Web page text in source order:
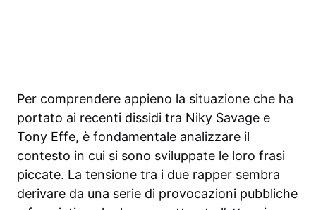
Per comprendere appieno la situazione che ha
portato ai recenti dissidi tra Niky Savage e
Tony Effe, è fondamentale analizzare il
contesto in cui si sono sviluppate le loro frasi
piccate. La tensione tra i due rapper sembra
derivare da una serie di provocazioni pubbliche